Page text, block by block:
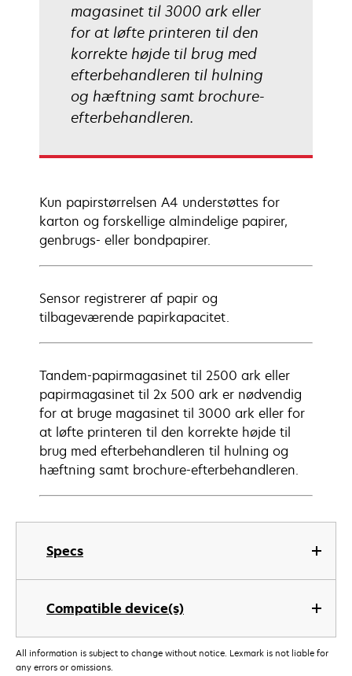
Specs
Compatible device(s)
magasinet til 3000 ark eller
for at løfte printeren til den
korrekte højde til brug med
efterbehandleren til hulning
og hæftning samt brochure-
efterbehandleren.
Kun papirstørrelsen A4 understøttes for
karton og forskellige almindelige papirer,
genbrugs- eller bondpapirer.
Sensor registrerer af papir og
tilbageværende papirkapacitet.
Tandem-papirmagasinet til 2500 ark eller
papirmagasinet til 2x 500 ark er nødvendig
for at bruge magasinet til 3000 ark eller for
at løfte printeren til den korrekte højde til
brug med efterbehandleren til hulning og
hæftning samt brochure-efterbehandleren.
All information is subject to change without notice. Lexmark is not liable for
any errors or omissions.